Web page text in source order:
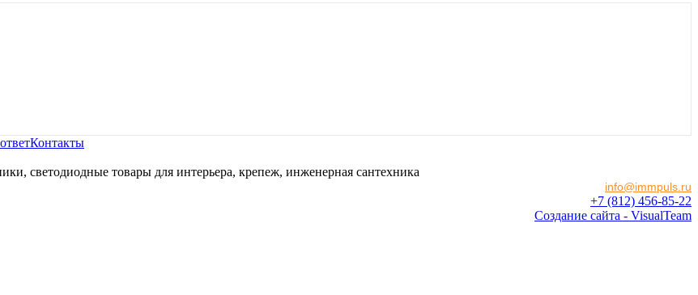
Контакты
светодиодные товары для интерьера, крепеж, инженерная сантехника
info@immpuls.ru
+7 (812) 456-85-22
Создание сайта - VisualTeam